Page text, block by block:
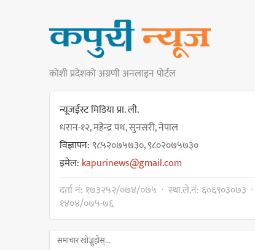
कोशी प्रदेशको अग्रणी अनलाइन पोर्टल
न्यूजईस्ट मिडिया प्रा. ली.
धरान-१२, महेन्द्र पथ, सुनसरी, नेपाल
विज्ञापन:९८५२०७५७३०, ९८०२०७५७३०
इमेल: kapurinews@gmail.com
दर्ता नं: १७३२५२/०७४/०७५ · स्था.ले.नं: ६०६९०३०७३
१४०४/०७५-७६